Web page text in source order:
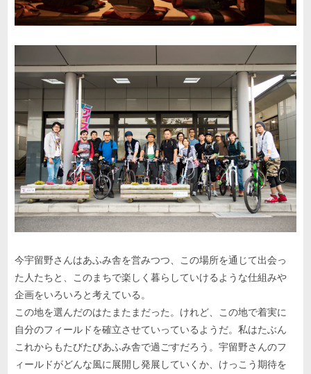
今宇留野さんはあふみ舎を営みつつ、この場所を通じて出会っ
た人たちと、このまちで楽しく暮らしていけるような仕組みや
企画をいろいろと考えている。
この地を選んだのはたまたまだった。けれど、この地で着実に
自分のフィールドを確立させていっているようだ。私はたぶん
これからもたびたびあふみ舎で過ごすだろう。宇留野さんのフ
ィールドがどんな風に展開し発展していくか、けっこう期待を